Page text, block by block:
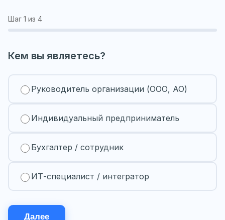
Шаг 1 из 4
Кем вы являетесь?
Руководитель организации (ООО, АО)
Индивидуальный предприниматель
Бухгалтер / сотрудник
ИТ-специалист / интегратор
Далее